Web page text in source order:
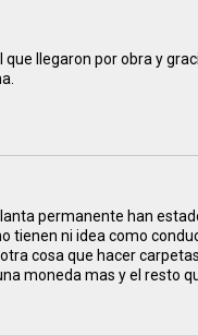
llegaron por obra y
permanente han
tienen ni idea como
cosa que hacer
moneda mas y el resto